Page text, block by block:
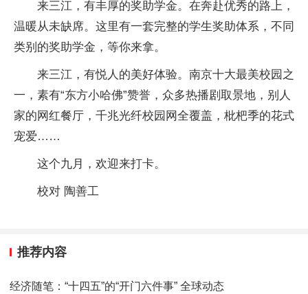
来三江，有丰厚的奖助学金。在奔赴优秀的路上，
温暖从未缺席。这里有一套完整的学生奖助体系，不同
类别的奖助学金，等你来拿。
来三江，有悦人的美好体验。南京十大最美校园之
一，素有“东方小哈佛”赞誉，众多热播剧取景地，别人
家的网红餐厅，千兆光纤校园网全覆盖，枇杷季的花式
宠爱……
这个九月，欢迎来打卡。
校对 陶善工
推荐内容
经济随笔：“十四五”的“开门六件事” 全球动态